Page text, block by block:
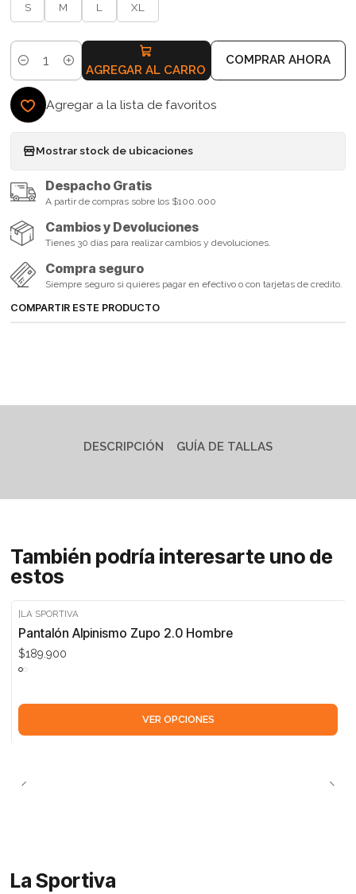
S M L XL
Cantidad AGREGAR AL CARRO
COMPRAR AHORA
Agregar a la lista de favoritos
Mostrar stock de ubicaciones
Despacho Gratis
A partir de compras sobre los $100.000
Cambios y Devoluciones
Tienes 30 días para realizar cambios y devoluciones.
Compra seguro
Siempre seguro si quieres pagar en efectivo o con tarjetas de credito.
COMPARTIR ESTE PRODUCTO
DESCRIPCIÓN GUÍA DE TALLAS
También podría interesarte uno de
estos
LA SPORTIVA
Pantalón Alpinismo Zupo 2.0 Hombre
$189.900
VER OPCIONES
La Sportiva